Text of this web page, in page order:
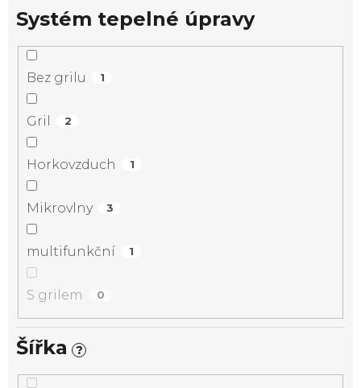
Systém tepelné úpravy
Bez grilu 1
Gril 2
Horkovzduch 1
Mikrovlny 3
multifunkční 1
S grilem 0
Šířka ?